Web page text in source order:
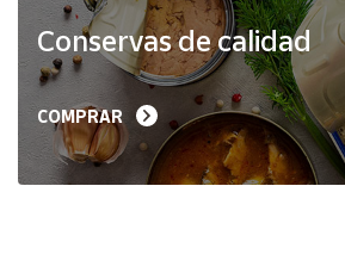
Productos
Solidarios
Ayuda
Conservas de calidad
COMPRAR